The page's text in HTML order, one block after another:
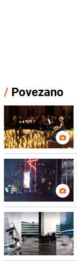
/ Povezano